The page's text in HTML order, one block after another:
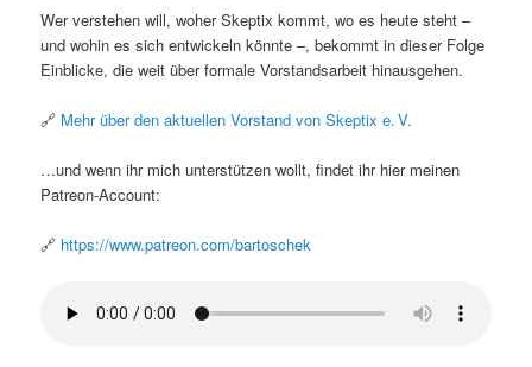
Wer verstehen will, woher Skeptix kommt, wo es heute steht –
und wohin es sich entwickeln könnte –, bekommt in dieser Folge
Einblicke, die weit über formale Vorstandsarbeit hinausgehen.
🔗 Mehr über den aktuellen Vorstand von Skeptix e. V.
…und wenn ihr mich unterstützen wollt, findet ihr hier meinen
Patreon-Account:
🔗 https://www.patreon.com/bartoschek